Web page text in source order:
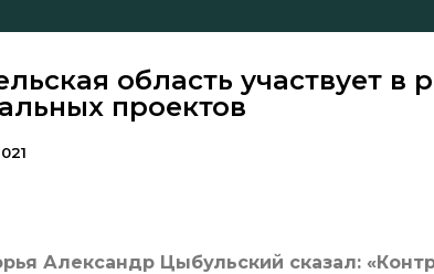
область участвует в
проектов
Александр Цыбульский сказал: